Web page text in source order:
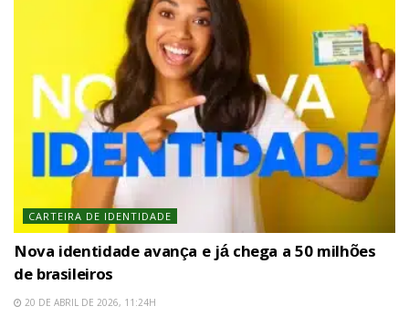
CARTEIRA DE IDENTIDADE
Nova identidade avança e já chega a 50 milhões
de brasileiros
20 DE ABRIL DE 2026, 11:24H